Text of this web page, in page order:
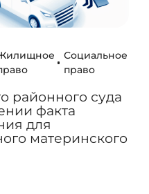
Социальное
право
районного суда
факта
для
материнского